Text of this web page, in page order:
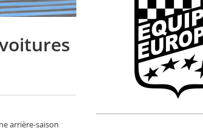
arrière-saison